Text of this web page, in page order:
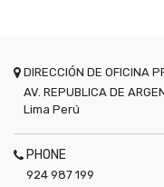
DIRECCIÓN DE OFICINA
AV. REPUBLICA DE
Lima Perú
PHONE
924 987 199